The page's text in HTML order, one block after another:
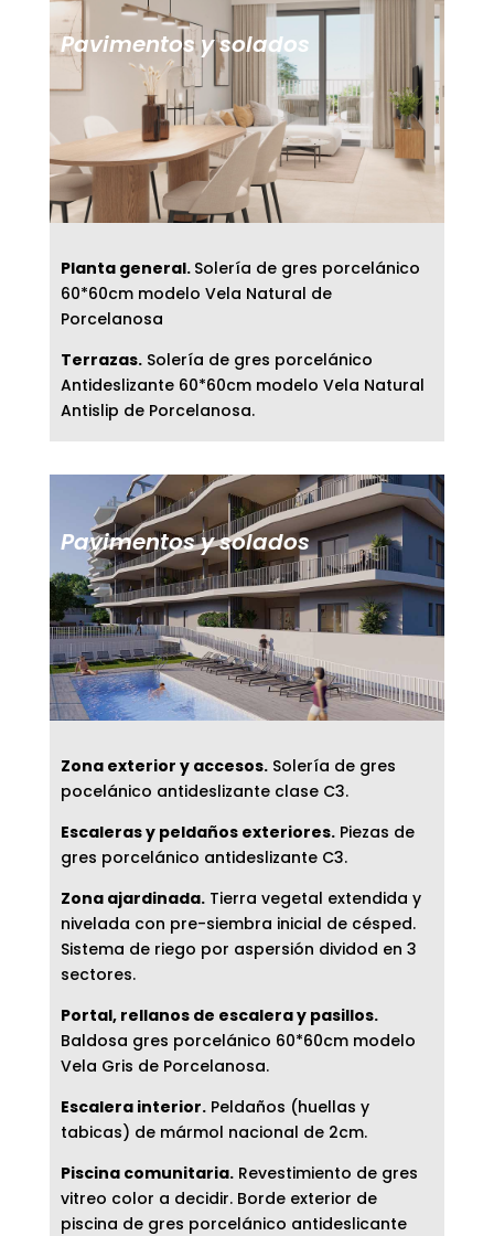
Pavimentos y solados
Planta general. Solería de gres porcelánico
60*60cm modelo Vela Natural de
Porcelanosa
Terrazas.Solería de gres porcelánico
Antideslizante 60*60cm modelo Vela Natural
Antislip de Porcelanosa.
Pavimentos y solados
Zona exterior y accesos.Solería de gres
pocelánico antideslizante clase C3.
Escaleras y peldaños exteriores.Piezas de
gres porcelánico antideslizante C3.
Zona ajardinada.Tierra vegetal extendida y
nivelada con pre-siembra inicial de césped.
Sistema de riego por aspersión dividod en 3
sectores.
Portal, rellanos de escalera y pasillos.
Baldosa gres porcelánico 60*60cm modelo
Vela Gris de Porcelanosa.
Escalera interior.Peldaños (huellas y
tabicas) de mármol nacional de 2cm.
Piscina comunitaria.Revestimiento de gres
vitreo color a decidir. Borde exterior de
piscina de gres porcelánico antideslicante